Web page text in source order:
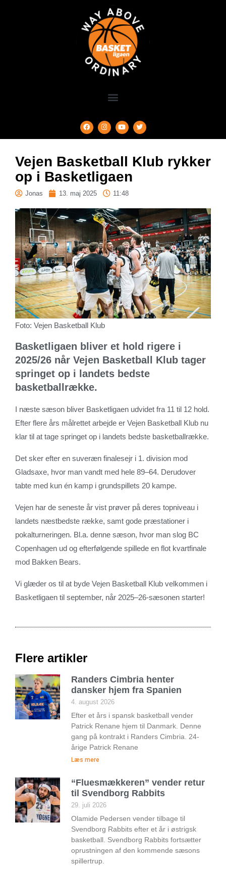
Vejen Basketball Klub rykker
op i Basketligaen
Jonas 13. maj 2025 11:48
Foto: Vejen Basketball Klub
Basketligaen bliver et hold rigere i
2025/26 når Vejen Basketball Klub tager
springet op i landets bedste
basketballrække.
I næste sæson bliver Basketligaen udvidet fra 11 til 12 hold.
Efter flere års målrettet arbejde er Vejen Basketball Klub nu
klar til at tage springet op i landets bedste basketballrække.
Det sker efter en suveræn finalesejr i 1. division mod
Gladsaxe, hvor man vandt med hele 89–64. Derudover
tabte med kun én kamp i grundspillets 20 kampe.
Vejen har de seneste år vist prøver på deres topniveau i
landets næstbedste række, samt gode præstationer i
pokalturneringen. Bl.a. denne sæson, hvor man slog BC
Copenhagen ud og efterfølgende spillede en flot kvartfinale
mod Bakken Bears.
Vi glæder os til at byde Vejen Basketball Klub velkommen i
Basketligaen til september, når 2025–26-sæsonen starter!
Flere artikler
Randers Cimbria henter
dansker hjem fra Spanien
4. august 2026
Efter et års i spansk basketball vender
Patrick Renane hjem til Danmark. Denne
gang på kontrakt i Randers Cimbria. 24-
årige Patrick Renane
Læs mere
“Fluesmækkeren” vender retur
til Svendborg Rabbits
29. juli 2026
Olamide Pedersen vender tilbage til
Svendborg Rabbits efter et år i østrigsk
basketball. Svendborg Rabbits fortsætter
oprustningen af den kommende sæsons
spillertrup.